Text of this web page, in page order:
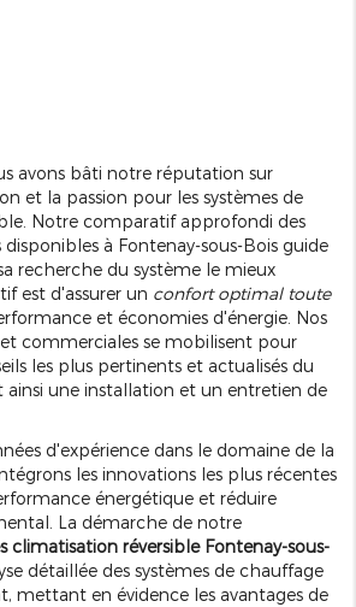
avons bâti notre réputation sur
et la passion pour les systèmes de
Notre comparatif approfondi des
à Fontenay-sous-Bois guide
recherche du système le mieux
est d'assurer un confort optimal toute
et économies d'énergie. Nos
commerciales se mobilisent pour
les plus pertinents et actualisés du
ainsi une installation et un entretien de
d'expérience dans le domaine de la
les innovations les plus récentes
énergétique et réduire
La démarche de notre
climatisation réversible Fontenay-sous-
détaillée des systèmes de chauffage
mettant en évidence les avantages de